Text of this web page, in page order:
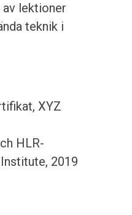
av lektioner
teknik i
XYZ
HLR-
2019